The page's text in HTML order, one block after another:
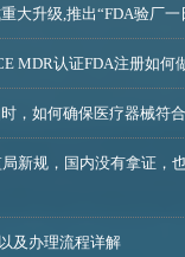
大升级,推出“FDA验厂一
MDR认证FDA注册如何
，如何确保医疗器械符
新规，国内没有拿证，
及办理流程详解